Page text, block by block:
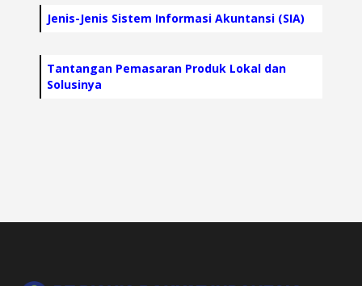
Jenis-Jenis Sistem Informasi Akuntansi (SIA)
Tantangan Pemasaran Produk Lokal dan
Solusinya